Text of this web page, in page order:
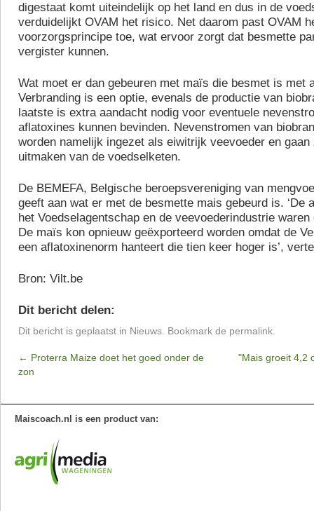
digestaat komt uiteindelijk op het land en dus in de
verduidelijkt OVAM het risico. Net daarom past OVAM
voorzorgsprincipe toe, wat ervoor zorgt dat besmette
vergister kunnen.
Wat moet er dan gebeuren met maïs die besmet is met
Verbranding is een optie, evenals de productie van
laatste is extra aandacht nodig voor eventuele
aflatoxines kunnen bevinden. Nevenstromen van
worden namelijk ingezet als eiwitrijk veevoeder en gaan
uitmaken van de voedselketen.
De BEMEFA, Belgische beroepsvereniging van
geeft aan wat er met de besmette mais gebeurd is. ‘De
het Voedselagentschap en de veevoederindustrie
De maïs kon opnieuw geëxporteerd worden omdat de
een aflatoxinenorm hanteert die tien keer hoger is’,
Bron: Vilt.be
Dit bericht delen:
Dit bericht is geplaatst in Nieuws . Bookmark de permalink
← Proterra Maize doet het goed onder de
zon
"Mais groeit 4,2
Maiscoach.nl is een product van: